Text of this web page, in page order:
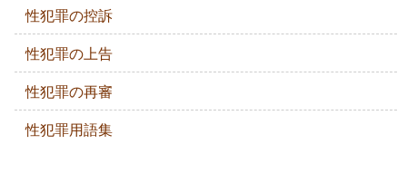
性犯罪の控訴
性犯罪の上告
性犯罪の再審
性犯罪用語集